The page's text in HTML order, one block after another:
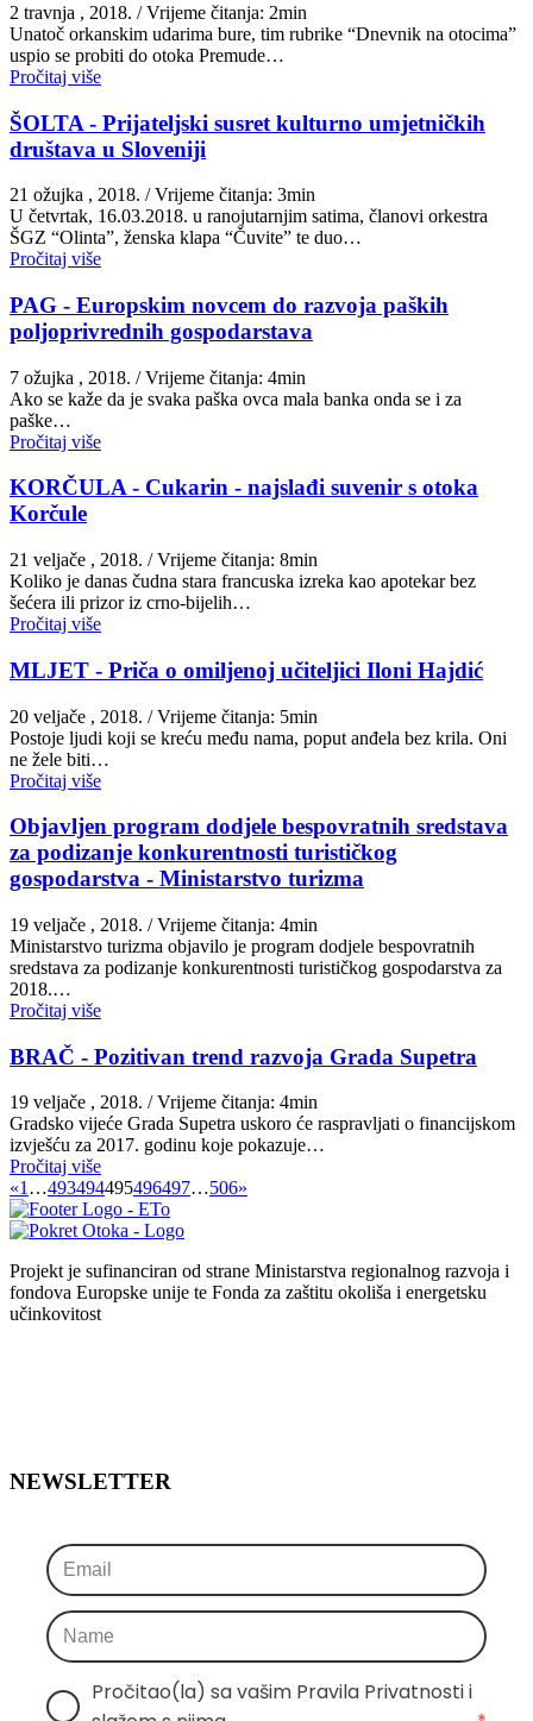
2 travnja , 2018. / Vrijeme čitanja: 2min
Unatoč orkanskim udarima bure, tim rubrike “Dnevnik na otocima”
uspio se probiti do otoka Premude…
Pročitaj više
ŠOLTA - Prijateljski susret kulturno umjetničkih
društava u Sloveniji
21 ožujka , 2018. / Vrijeme čitanja: 3min
U četvrtak, 16.03.2018. u ranojutarnjim satima, članovi orkestra
ŠGZ “Olinta”, ženska klapa “Čuvite” te duo…
Pročitaj više
PAG - Europskim novcem do razvoja paških
poljoprivrednih gospodarstava
7 ožujka , 2018. / Vrijeme čitanja: 4min
Ako se kaže da je svaka paška ovca mala banka onda se i za
paške…
Pročitaj više
KORČULA - Cukarin - najslađi suvenir s otoka
Korčule
21 veljače , 2018. / Vrijeme čitanja: 8min
Koliko je danas čudna stara francuska izreka kao apotekar bez
šećera ili prizor iz crno-bijelih…
Pročitaj više
MLJET - Priča o omiljenoj učiteljici Iloni Hajdić
20 veljače , 2018. / Vrijeme čitanja: 5min
Postoje ljudi koji se kreću među nama, poput anđela bez krila. Oni
ne žele biti…
Pročitaj više
Objavljen program dodjele bespovratnih sredstava
za podizanje konkurentnosti turističkog
gospodarstva - Ministarstvo turizma
19 veljače , 2018. / Vrijeme čitanja: 4min
Ministarstvo turizma objavilo je program dodjele bespovratnih
sredstava za podizanje konkurentnosti turističkog gospodarstva za
2018.…
Pročitaj više
BRAČ - Pozitivan trend razvoja Grada Supetra
19 veljače , 2018. / Vrijeme čitanja: 4min
Gradsko vijeće Grada Supetra uskoro će raspravljati o financijskom
izvješću za 2017. godinu koje pokazuje…
Pročitaj više
«1…493494495496497…506»
Projekt je sufinanciran od strane Ministarstva regionalnog razvoja i
fondova Europske unije te Fonda za zaštitu okoliša i energetsku
učinkovitost
NEWSLETTER
Pročitao(la) sa vašim Pravila Privatnosti i